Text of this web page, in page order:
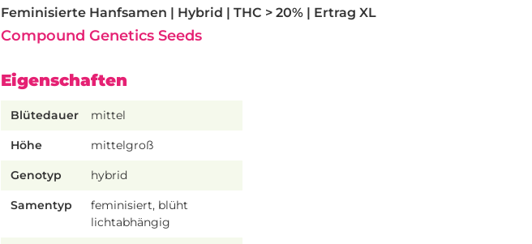
Feminisierte Hanfsamen | Hybrid | THC > 20% | Ertrag XL
Compound Genetics Seeds
Eigenschaften
Blütedauer mittel
Höhe mittelgroß
Genotyp hybrid
Samentyp
feminisiert, blüht
lichtabhängig